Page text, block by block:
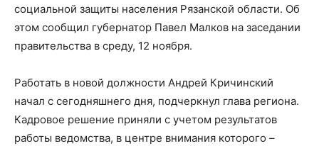
социальной защиты населения Рязанской области. Об
этом сообщил губернатор Павел Малков на заседании
правительства в среду, 12 ноября.
Работать в новой должности Андрей Кричинский
начал с сегодняшнего дня, подчеркнул глава региона.
Кадровое решение приняли с учетом результатов
работы ведомства, в центре внимания которого –